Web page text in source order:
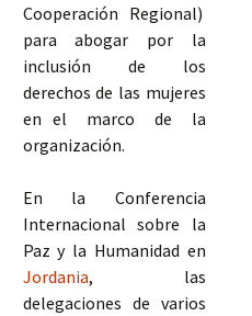
Cooperación Regional)
para abogar por la
inclusión de los
derechos de las mujeres
en el marco de la
organización.
En la Conferencia
Internacional sobre la
Paz y la Humanidad en
Jordania, las
delegaciones de varios